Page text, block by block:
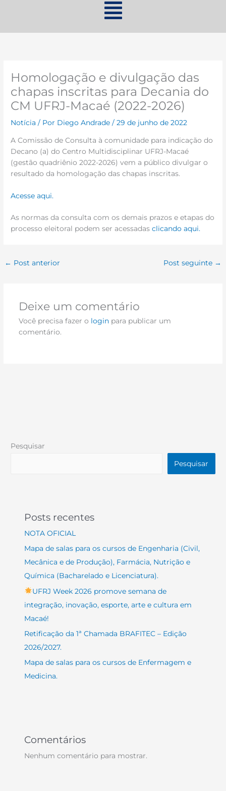
Homologação e divulgação das
chapas inscritas para Decania do
CM UFRJ-Macaé (2022-2026)
Notícia / Por Diego Andrade/29 de junho de 2022
A Comissão de Consulta à comunidade para indicação do
Decano (a) do Centro Multidisciplinar UFRJ-Macaé
(gestão quadriênio 2022-2026) vem a público divulgar o
resultado da homologação das chapas inscritas.
Acesse aqui.
As normas da consulta com os demais prazos e etapas do
processo eleitoral podem ser acessadasclicando aqui.
← Post anterior Post seguinte →
Deixe um comentário
Você precisa fazer o loginpara publicar um
comentário.
Pesquisar
Pesquisar
Posts recentes
NOTA OFICIAL
Mapa de salas para os cursos de Engenharia (Civil,
Mecânica e de Produção), Farmácia, Nutrição e
Química (Bacharelado e Licenciatura).
UFRJ Week 2026 promove semana de
integração, inovação, esporte, arte e cultura em
Macaé!
Retificação da 1ª Chamada BRAFITEC – Edição
2026/2027.
Mapa de salas para os cursos de Enfermagem e
Medicina.
Comentários
Nenhum comentário para mostrar.